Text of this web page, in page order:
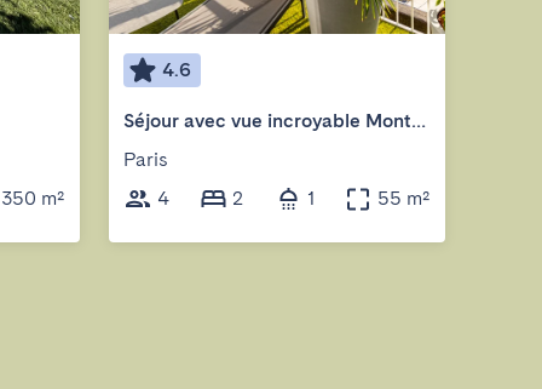
350 m²
4.6
Séjour avec vue incroyable Montmartre
Paris
4
2 1 55 m²